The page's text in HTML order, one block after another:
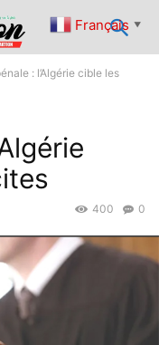
: l’Algérie cible les
0
400
Français ▼